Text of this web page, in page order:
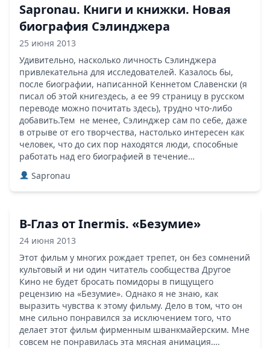
Sapronau. Книги и книжки. Новая
биография Сэлинджера
25 июня 2013
Удивительно, насколько личность Сэлинджера
привлекательна для исследователей. Казалось бы,
после биографии, написанной Кеннетом Славенски (я
писал об этой книгездесь, а ее 99 страницу в русском
переводе можно почитать здесь), трудно что-либо
добавить.Тем не менее, Сэлинджер сам по себе, даже
в отрыве от его творчества, настолько интересен как
человек, что до сих пор находятся люди, способные
работать над его биографией в течение…
Sapronau
В-Глаз от Inermis. «Безумие»
24 июня 2013
Этот фильм у многих рождает трепет, он без сомнений
культовый и ни один читатель сообщества Другое
Кино не будет бросать помидоры в пищущего
рецензию на «Безумие». Однако я не знаю, как
выразить чувства к этому фильму. Дело в том, что он
мне сильно понравился за исключением того, что
делает этот фильм фирменным шванкмайерским. Мне
совсем не понравилась эта мясная анимация….